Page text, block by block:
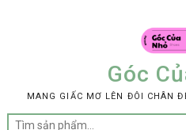
Góc
MANG GIẤC MƠ LÊN ĐÔI CHÂN